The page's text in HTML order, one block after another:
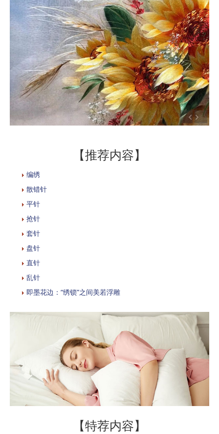
【推荐内容】
编绣
散错针
平针
抢针
套针
盘针
直针
乱针
即墨花边：“绣锁”之间美若浮雕
【特荐内容】